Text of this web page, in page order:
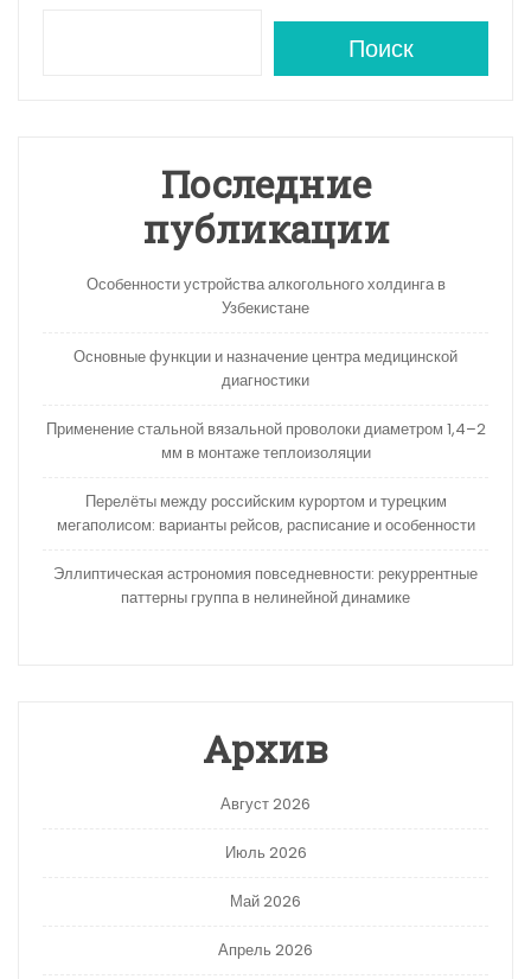
Поиск
Последние
публикации
Особенности устройства алкогольного холдинга в
Узбекистане
Основные функции и назначение центра медицинской
диагностики
Применение стальной вязальной проволоки диаметром 1,4–2
мм в монтаже теплоизоляции
Перелёты между российским курортом и турецким
мегаполисом: варианты рейсов, расписание и особенности
Эллиптическая астрономия повседневности: рекуррентные
паттерны группа в нелинейной динамике
Архив
Август 2026
Июль 2026
Май 2026
Апрель 2026